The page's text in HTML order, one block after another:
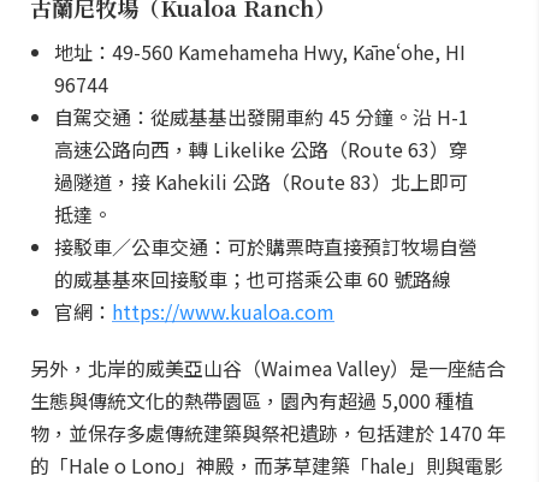
古蘭尼牧場（Kualoa Ranch）
地址：49-560 Kamehameha Hwy, Kāneʻohe, HI
96744
自駕交通：從威基基出發開車約 45 分鐘。沿 H-1
高速公路向西，轉 Likelike 公路（Route 63）穿
過隧道，接 Kahekili 公路（Route 83）北上即可
抵達。
接駁車／公車交通：可於購票時直接預訂牧場自營
的威基基來回接駁車；也可搭乘公車 60 號路線
官網： https://www.kualoa.com
另外，北岸的威美亞山谷（Waimea Valley）是一座結合
生態與傳統文化的熱帶園區，園內有超過 5,000 種植
物，並保存多處傳統建築與祭祀遺跡，包括建於 1470 年
的「Hale o Lono」神殿，而茅草建築「hale」則與電影